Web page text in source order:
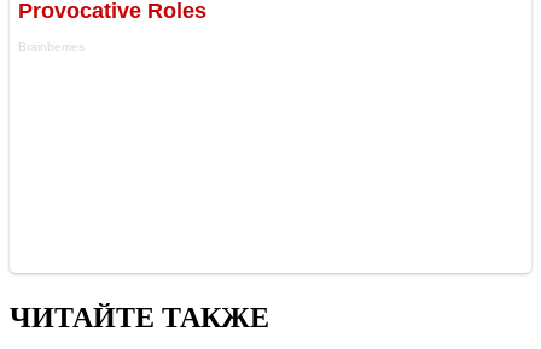
ЧИТАЙТЕ ТАКЖЕ